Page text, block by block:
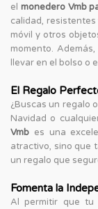
el monedero Vmb
calidad,
móvil y otros
momento.
llevar en el bolso o
El Regalo
¿Buscas un regalo
Navidad o
Vmb es una
atractivo, sino que
un regalo que
Fomenta la
Al permitir que